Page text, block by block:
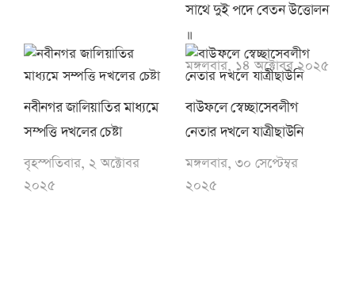
সাথে দুই পদে বেতন উত্তোলন
॥
মঙ্গলবার, ১৪ অক্টোবর ২০২৫
নবীনগর জালিয়াতির মাধ্যমে
সম্পত্তি দখলের চেষ্টা
বৃহস্পতিবার, ২ অক্টোবর
২০২৫
বাউফলে স্বেচ্ছাসেবলীগ
নেতার দখলে যাত্রীছাউনি
মঙ্গলবার, ৩০ সেপ্টেম্বর
২০২৫